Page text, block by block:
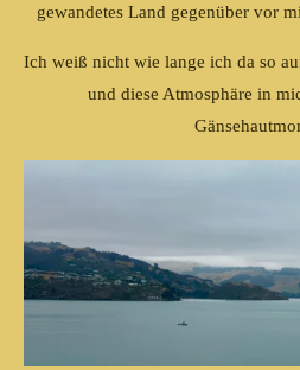
gewandetes Land gegenüber vor
Ich weiß nicht wie lange ich da so
und diese Atmosphäre in